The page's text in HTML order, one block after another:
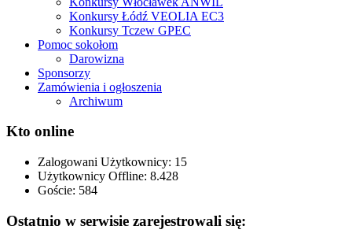
Konkursy Łódź VEOLIA EC3
Konkursy Tczew GPEC
Pomoc sokołom
Darowizna
Sponsorzy
Zamówienia i ogłoszenia
Archiwum
Kto online
Zalogowani Użytkownicy: 15
Użytkownicy Offline: 8.428
Goście: 584
Ostatnio w serwisie zarejestrowali się: